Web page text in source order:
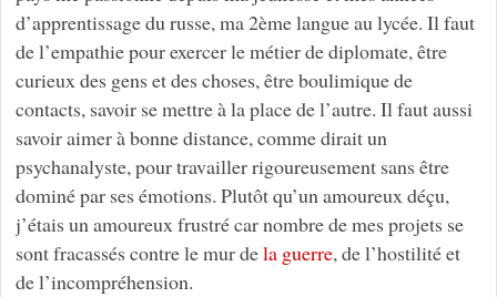
d’apprentissage du russe, ma 2ème langue au lycée. Il faut
de l’empathie pour exercer le métier de diplomate, être
curieux des gens et des choses, être boulimique de
contacts, savoir se mettre à la place de l’autre. Il faut aussi
savoir aimer à bonne distance, comme dirait un
psychanalyste, pour travailler rigoureusement sans être
dominé par ses émotions. Plutôt qu’un amoureux déçu,
j’étais un amoureux frustré car nombre de mes projets se
sont fracassés contre le mur dela guerre, de l’hostilité et
de l’incompréhension.